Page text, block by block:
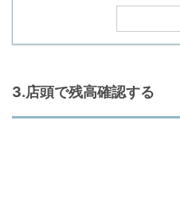
3.店頭で残高確認する